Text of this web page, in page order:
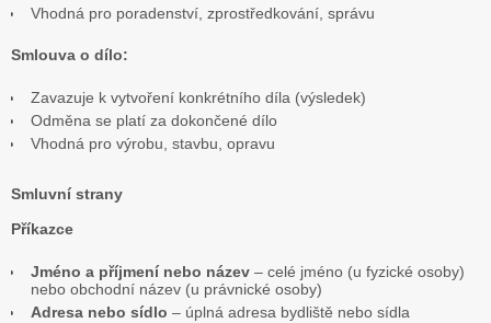
Vhodná pro poradenství, zprostředkování, správu
Smlouva o dílo:
Zavazuje k vytvoření konkrétního díla (výsledek)
Odměna se platí za dokončené dílo
Vhodná pro výrobu, stavbu, opravu
Smluvní strany
Příkazce
Jméno a příjmení nebo název – celé jméno (u fyzické osoby)
nebo obchodní název (u právnické osoby)
Adresa nebo sídlo – úplná adresa bydliště nebo sídla